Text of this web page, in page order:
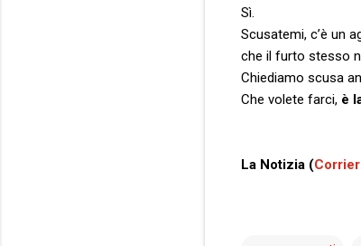
Sì.
Scusatemi, c’è un
che il furto stesso
Chiediamo scusa
Che volete farci, è
La Notizia (